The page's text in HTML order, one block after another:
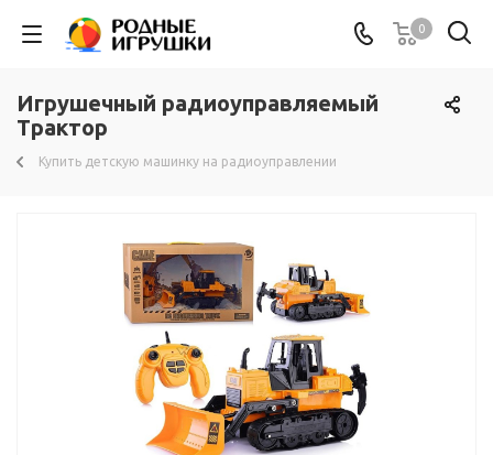
0
Игрушечный радиоуправляемый
Трактор
Купить детскую машинку на радиоуправлении